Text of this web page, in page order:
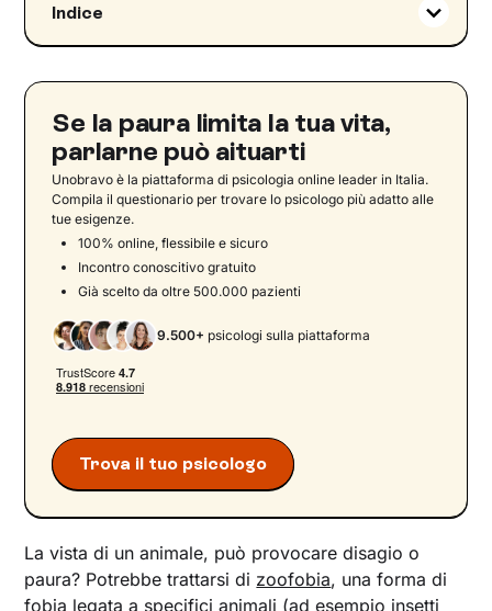
Indice
Aracnofobia: significato
Paura dei ragni: significato e cause psicologiche
L’aracnofobia è genetica?
Quante persone soffrono di aracnofobia?
Aracnofobia: i sintomi
Diagnosi: criteri DSM-5-TR per la fobia
specifica (applicati all’aracnofobia)
Aracnofobia e sessualità
La paura dei ragni nei bambini
Curare l’aracnofobia: la terapia psicologica per
l’aracnofobia
CBT ed esposizione graduata
Inizia un percorso per affrontare la paura dei
ragni con Unobravo
Se la paura limita la tua vita,
parlarne può aituarti
Unobravo è la piattaforma di psicologia online leader in Italia.
Compila il questionario per trovare lo psicologo più adatto alle
tue esigenze.
Trova il tuo psicologo
100% online, flessibile e sicuro
Incontro conoscitivo gratuito
Già scelto da oltre 500.000 pazienti
9.500+ psicologi sulla piattaforma
La vista di un animale, può provocare disagio o
paura? Potrebbe trattarsi di zoofobia, una forma di
fobia legata a specifici animali (ad esempio insetti